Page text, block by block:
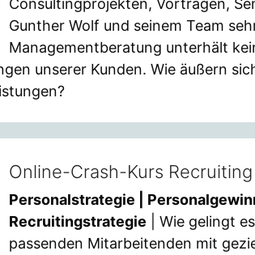
Consultingprojekten, Vorträgen,
Gunther Wolf und seinem Team
Managementberatung unterhält
unserer Kunden. Wie äußern
Online-Crash-Kurs
Personalstrategie |
Recruitingstrategie | Wie gelingt
passenden Mitarbeitenden mit